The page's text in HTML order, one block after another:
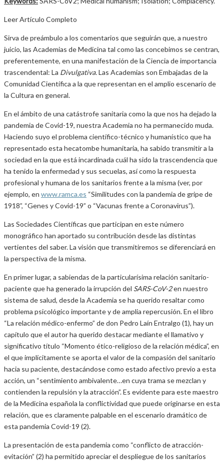
Leer Artículo Completo
Sirva de preámbulo a los comentarios que seguirán que, a nuestro
juicio, las Academias de Medicina tal como las concebimos se centran,
preferentemente, en una manifestación de la Ciencia de importancia
trascendental: La Divulgativa.Las Academias son Embajadas de la
Comunidad Científica a la que representan en el amplio escenario de
la Cultura en general.
En el ámbito de una catástrofe sanitaria como la que nos ha dejado la
pandemia de Covid-19, nuestra Academia no ha permanecido muda.
Haciendo suyo el problema científico-técnico y humanístico que ha
representado esta hecatombe humanitaria, ha sabido transmitir a la
sociedad en la que está incardinada cuál ha sido la trascendencia que
ha tenido la enfermedad y sus secuelas, así como la respuesta
profesional y humana de los sanitarios frente a la misma (ver, por
ejemplo, en www.ramca.es “Similitudes con la pandemia de gripe de
1918”, “Genes y Covid-19” o “Vacunas frente a Coronavirus”).
Las Sociedades Científicas que participan en este número
monográfico han aportado su contribución desde las distintas
vertientes del saber. La visión que transmitiremos se diferenciará en
la perspectiva de la misma.
En primer lugar, a sabiendas de la particularísima relación sanitario-
paciente que ha generado la irrupción del SARS-CoV-2en nuestro
sistema de salud, desde la Academia se ha querido resaltar como
problema psicológico importante y de amplia repercusión. En el libro
“La relación médico-enfermo” de don Pedro Laín Entralgo (1), hay un
capítulo que el autor ha querido destacar mediante el llamativo y
significativo título “Momento ético-religioso de la relación médica”, en
el que implícitamente se aporta el valor de la compasión del sanitario
hacia su paciente, destacándose como estado afectivo previo a esta
acción, un “sentimiento ambivalente…en cuya trama se mezclan y
contienden la repulsión y la atracción”. Es evidente para este maestro
de la Medicina española la conflictividad que puede originarse en esta
relación, que es claramente palpable en el escenario dramático de
esta pandemia Covid-19 (2).
La presentación de esta pandemia como “conflicto de atracción-
evitación” (2) ha permitido apreciar el despliegue de los sanitarios